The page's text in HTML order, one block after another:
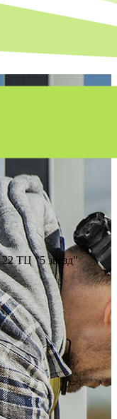
ТЦ "5 звезд"